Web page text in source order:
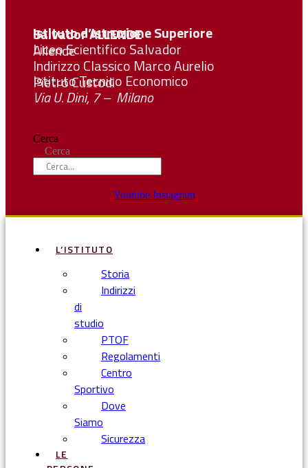
Istituto d’Istruzione Superiore SalvadorALLENDE
Liceo Scientifico Salvador Allende
Indirizzo Classico Marco Aurelio
Istituto Tecnico Economico Pietro Custodi
Via U. Dini, 7 – Milano
Cerca
Cerca
Youtube Instagram
L’ISTITUTO
Storia
Indirizzi
di
studio
PTOF
Regolamenti
Centro
Sportivo
Dove
Siamo
Sicurezza
LE